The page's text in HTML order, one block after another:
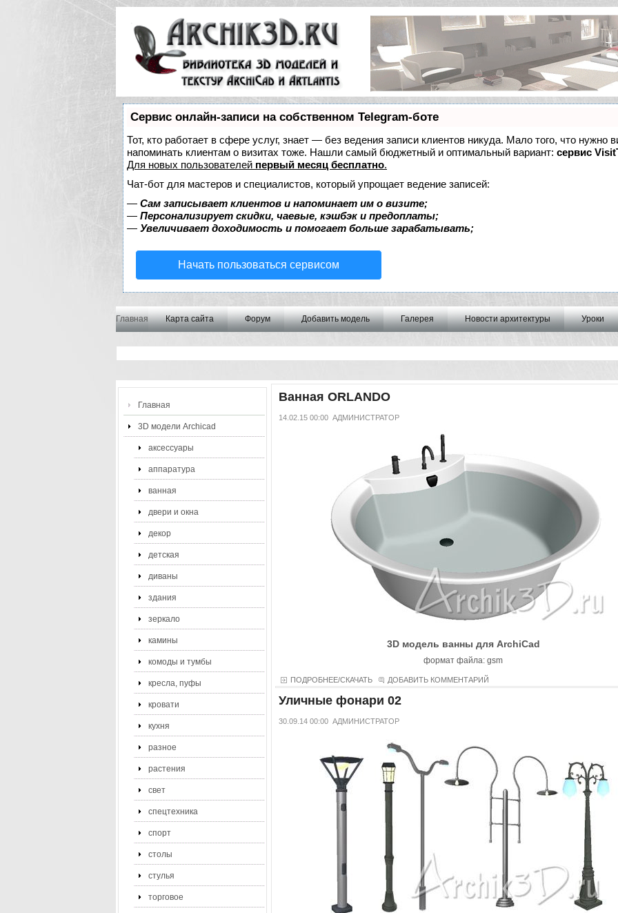
Сервис онлайн-записи на собственном Telegram-боте
Тот, кто работает в сфере услуг, знает — без ведения записи клиентов никуда. Мало того, что нужно
напоминать клиентам о визитах тоже. Нашли самый бюджетный и оптимальный вариант: сервис
Для новых пользователей первый месяц бесплатно.
Чат-бот для мастеров и специалистов, который упрощает ведение записей:
— Сам записывает клиентов и напоминает им о визите;
— Персонализирует скидки, чаевые, кэшбэк и предоплаты;
— Увеличивает доходимость и помогает больше зарабатывать;
Начать пользоваться сервисом
Главная Карта сайта Форум Добавить модель Галерея Новости архитектуры Уроки
Главная
3D модели Archicad
аксессуары
аппаратура
ванная
двери и окна
декор
детская
диваны
здания
зеркало
камины
комоды и тумбы
кресла, пуфы
кровати
кухня
разное
растения
свет
спецтехника
спорт
столы
стулья
торговое
Ванная ORLANDO
14.02.15 00:00 АДМИНИСТРАТОР
3D модель ванны для ArchiCad
формат файла: gsm
ПОДРОБНЕЕ/СКАЧАТЬ ДОБАВИТЬ КОММЕНТАРИЙ
Уличные фонари 02
30.09.14 00:00 АДМИНИСТРАТОР